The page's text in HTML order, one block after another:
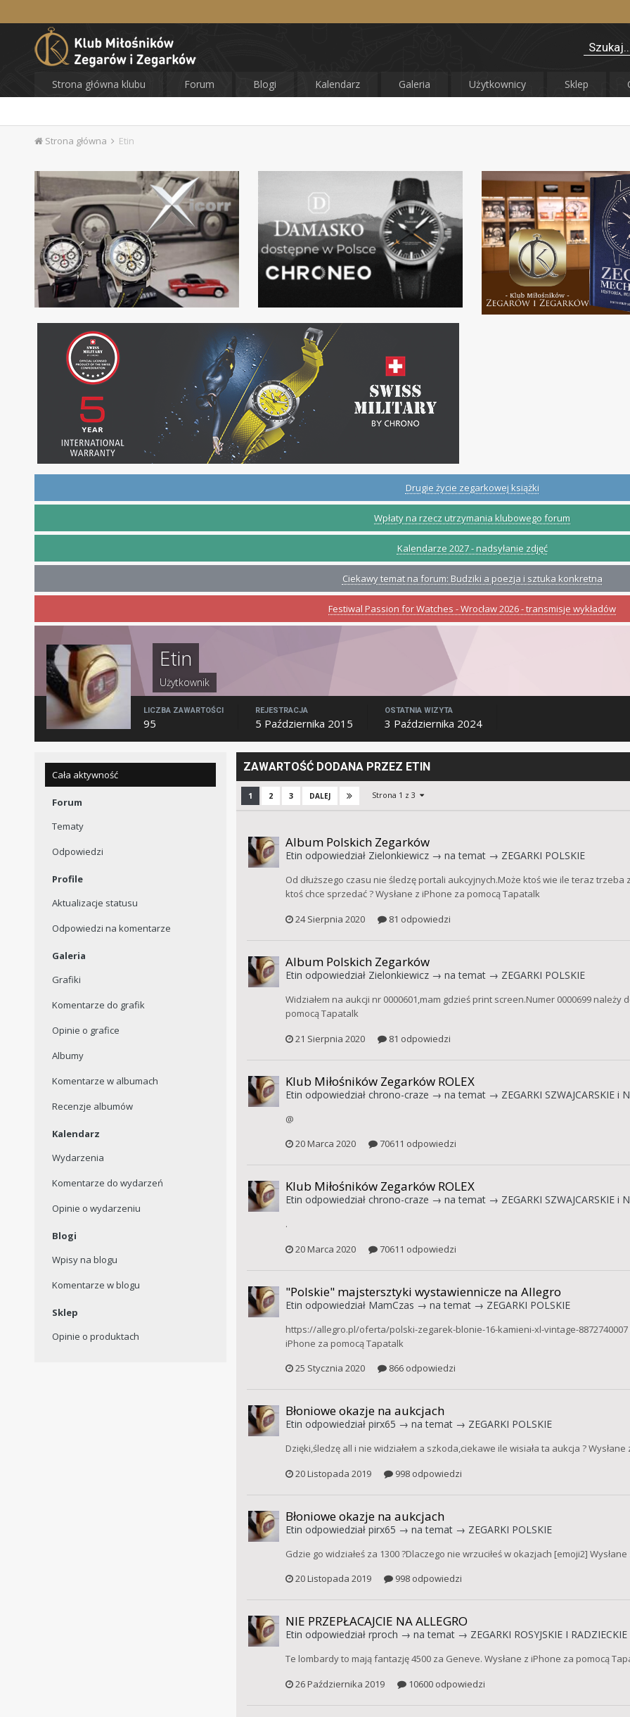
Strona główna klubu Forum Blogi Kalendarz Galeria Użytkownicy Sklep
Strona główna Etin
Drugie życie zegarkowej książki
Wpłaty na rzecz utrzymania klubowego forum
Kalendarze 2027 - nadsyłanie zdjęć
Ciekawy temat na forum: Budziki a poezja i sztuka konkretna
Festiwal Passion for Watches - Wrocław 2026 - transmisje wykładów
Etin
Użytkownik
LICZBA ZAWARTOŚCI
95
REJESTRACJA
5 Października 2015
OSTATNIA WIZYTA
3 Października 2024
Cała aktywność
Forum
Tematy
Odpowiedzi
Profile
Aktualizacje statusu
Odpowiedzi na komentarze
Galeria
Grafiki
Komentarze do grafik
Opinie o grafice
Albumy
Komentarze w albumach
Recenzje albumów
Kalendarz
Wydarzenia
Komentarze do wydarzeń
Opinie o wydarzeniu
Blogi
Wpisy na blogu
Komentarze w blogu
Sklep
Opinie o produktach
ZAWARTOŚĆ DODANA PRZEZ ETIN
1 2 3 DALEJ Strona 1 z 3
Album Polskich Zegarków
Etin odpowiedział Zielonkiewicz→ na temat → ZEGARKI POLSKIE
Od dłuższego czasu nie śledzę portali aukcyjnych.Może ktoś wie ile teraz trzeba
ktoś chce sprzedać ? Wysłane z iPhone za pomocą Tapatalk
24 Sierpnia 2020
81 odpowiedzi
Album Polskich Zegarków
Etin odpowiedział Zielonkiewicz→ na temat → ZEGARKI POLSKIE
Widziałem na aukcji nr 0000601,mam gdzieś print screen.Numer 0000699 należy
pomocą Tapatalk
21 Sierpnia 2020
81 odpowiedzi
Klub Miłośników Zegarków ROLEX
Etin odpowiedział chrono-craze → na temat → ZEGARKI SZWAJCARSKIE i
@
20 Marca 2020
70611 odpowiedzi
Klub Miłośników Zegarków ROLEX
Etin odpowiedział chrono-craze → na temat → ZEGARKI SZWAJCARSKIE i
.
20 Marca 2020
70611 odpowiedzi
"Polskie" majstersztyki wystawiennicze na Allegro
Etin odpowiedział MamCzas → na temat → ZEGARKI POLSKIE
https://allegro.pl/oferta/polski-zegarek-blonie-16-kamieni-xl-vintage-
iPhone za pomocą Tapatalk
25 Stycznia 2020
866 odpowiedzi
Błoniowe okazje na aukcjach
Etin odpowiedział pirx65 → na temat → ZEGARKI POLSKIE
Dzięki,śledzę all i nie widziałem a szkoda,ciekawe ile wisiała ta aukcja ?
20 Listopada 2019
998 odpowiedzi
Błoniowe okazje na aukcjach
Etin odpowiedział pirx65 → na temat → ZEGARKI POLSKIE
Gdzie go widziałeś za 1300 ?Dlaczego nie wrzuciłeś w okazjach [emoji2]
20 Listopada 2019
998 odpowiedzi
NIE PRZEPŁACAJCIE NA ALLEGRO
Etin odpowiedział rproch → na temat → ZEGARKI ROSYJSKIE I RADZIECKIE
Te lombardy to mają fantazję 4500 za Geneve. Wysłane z iPhone za pomocą
26 Października 2019
10600 odpowiedzi